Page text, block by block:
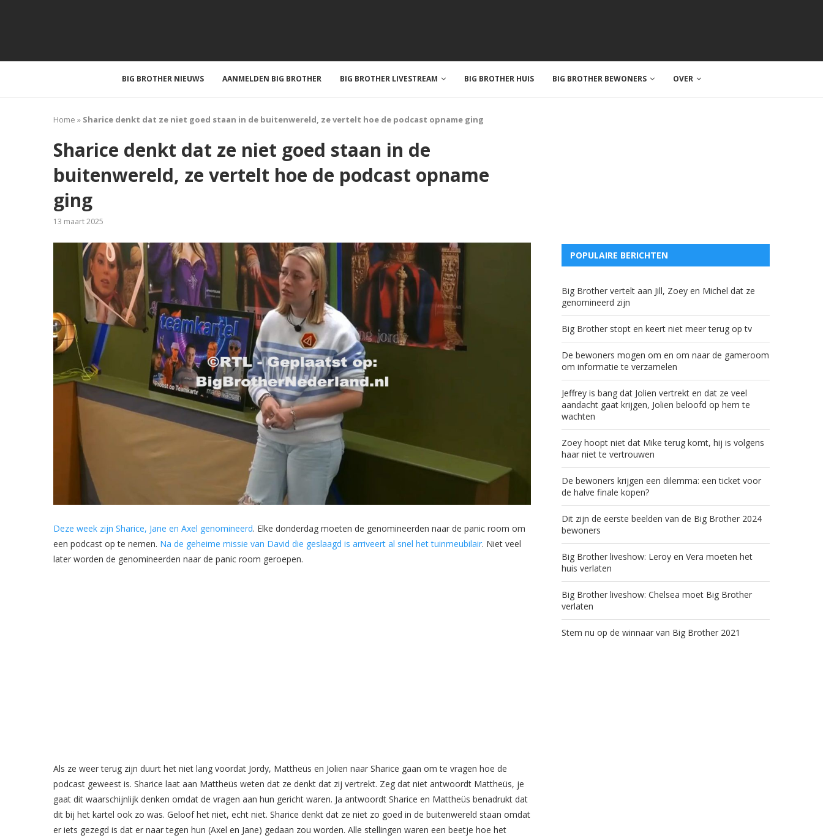
BIG BROTHER NIEUWS AANMELDEN BIG BROTHER BIG BROTHER LIVESTREAM BIG BROTHER HUIS BIG BROTHER BEWONERS OVER
Home » Sharice denkt dat ze niet goed staan in de buitenwereld, ze vertelt hoe de podcast opname ging
Sharice denkt dat ze niet goed staan in de
buitenwereld, ze vertelt hoe de podcast opname
ging
13 maart 2025
Deze week zijn Sharice, Jane en Axel genomineerd. Elke donderdag moeten de genomineerden naar de panic room om
een podcast op te nemen. Na de geheime missie van David die geslaagd is arriveert al snel het tuinmeubilair. Niet veel
later worden de genomineerden naar de panic room geroepen.
Als ze weer terug zijn duurt het niet lang voordat Jordy, Mattheüs en Jolien naar Sharice gaan om te vragen hoe de
podcast geweest is. Sharice laat aan Mattheüs weten dat ze denkt dat zij vertrekt. Zeg dat niet antwoordt Mattheüs, je
gaat dit waarschijnlijk denken omdat de vragen aan hun gericht waren. Ja antwoordt Sharice en Mattheüs benadrukt dat
dit bij het kartel ook zo was. Geloof het niet, echt niet. Sharice denkt dat ze niet zo goed in de buitenwereld staan omdat
er iets gezegd is dat er naar tegen hun (Axel en Jane) gedaan zou worden. Alle stellingen waren een beetje hoe het
POPULAIRE BERICHTEN
Big Brother vertelt aan Jill, Zoey en Michel dat ze
genomineerd zijn
Big Brother stopt en keert niet meer terug op tv
De bewoners mogen om en om naar de gameroom
om informatie te verzamelen
Jeffrey is bang dat Jolien vertrekt en dat ze veel
aandacht gaat krijgen, Jolien beloofd op hem te
wachten
Zoey hoopt niet dat Mike terug komt, hij is volgens
haar niet te vertrouwen
De bewoners krijgen een dilemma: een ticket voor
de halve finale kopen?
Dit zijn de eerste beelden van de Big Brother 2024
bewoners
Big Brother liveshow: Leroy en Vera moeten het
huis verlaten
Big Brother liveshow: Chelsea moet Big Brother
verlaten
Stem nu op de winnaar van Big Brother 2021